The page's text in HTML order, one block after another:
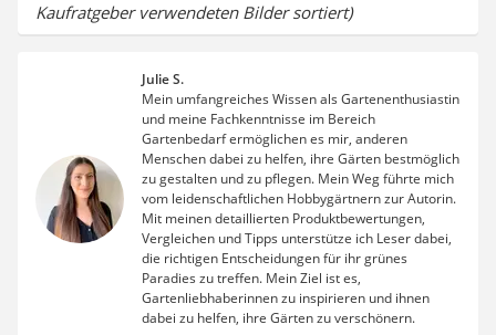
Kaufratgeber verwendeten Bilder sortiert)
Julie S.
Mein umfangreiches Wissen als Gartenenthusiastin
und meine Fachkenntnisse im Bereich
Gartenbedarf ermöglichen es mir, anderen
Menschen dabei zu helfen, ihre Gärten bestmöglich
zu gestalten und zu pflegen. Mein Weg führte mich
vom leidenschaftlichen Hobbygärtnern zur Autorin.
Mit meinen detaillierten Produktbewertungen,
Vergleichen und Tipps unterstütze ich Leser dabei,
die richtigen Entscheidungen für ihr grünes
Paradies zu treffen. Mein Ziel ist es,
Gartenliebhaberinnen zu inspirieren und ihnen
dabei zu helfen, ihre Gärten zu verschönern.